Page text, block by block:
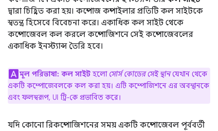
দ্বারা চিহ্নিত করা হয়। কম্পোজ কম্পাইলার প্রতিটি কল সাইটকে
স্বতন্ত্র হিসেবে বিবেচনা করে। একাধিক কল সাইট থেকে
কম্পোজেবল কল করলে কম্পোজিশনে সেই কম্পোজেবলের
একাধিক ইনস্ট্যান্স তৈরি হবে।
মূল পরিভাষা: কল সাইট হলো সোর্স কোডের সেই স্থানযেখান থেকে
একটি কম্পোজেবলকে কল করা হয়। এটি কম্পোজিশনে এর অবস্থানকে
এবং ফলস্বরূপ, UI ট্রি-কে প্রভাবিত করে।
যদি কোনো রিকম্পোজিশনের সময় একটি কম্পোজেবল পূর্ববর্তী